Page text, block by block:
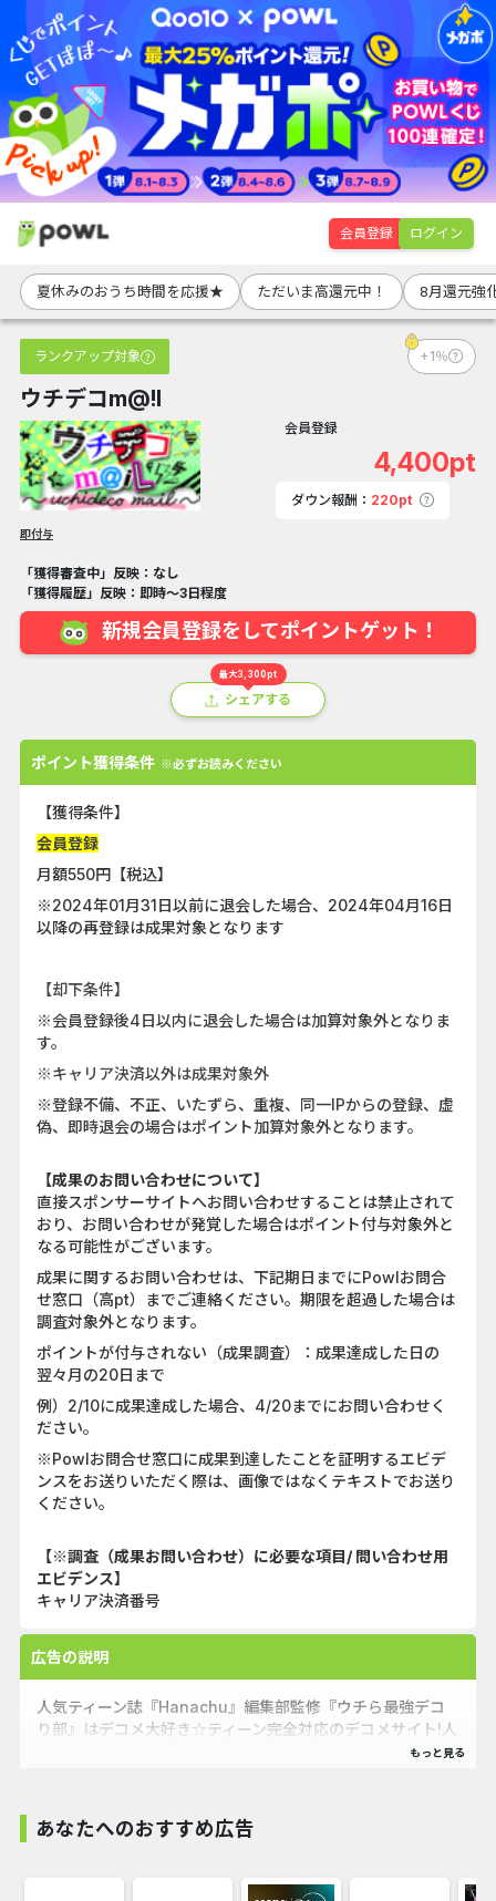
会員登録 ログイン
夏休みのおうち時間を応援★ ただいま高還元中！ 8月還元強
ランクアップ対象 +1％
ウチデコm@!l
会員登録
4,400pt
ダウン報酬： 220pt
即付与
「獲得審査中」反映：なし
「獲得履歴」反映：即時～3日程度
新規会員登録をしてポイントゲット！
最大3,300pt
シェアする
ポイント獲得条件 ※必ずお読みください
【獲得条件】
会員登録
月額550円【税込】
※2024年01月31日以前に退会した場合、2024年04月16日
以降の再登録は成果対象となります
【却下条件】
※会員登録後4日以内に退会した場合は加算対象外となりま
す。
※キャリア決済以外は成果対象外
※ 登録不備、不正、いたずら、重複、同一IPからの登録、虚
偽、即時退会の場合はポイント加算対象外となります。
【成果のお問い合わせについて】
直接スポンサーサイトへお問い合わせすることは禁止されて
おり、お問い合わせが発覚した場合はポイント付与対象外と
なる可能性がございます。
成果に関するお問い合わせは、下記期日までにPowlお問合
せ窓口（高pt）までご連絡ください。期限を超過した場合は
調査対象外となります。
ポイントが付与されない（成果調査）：成果達成した日の
翌々月の20日まで
例）2/10に成果達成した場合、4/20までにお問い合わせく
ださい。
※Powlお問合せ窓口に成果到達したことを証明するエビデ
ンスをお送りいただく際は、画像ではなくテキストでお送り
ください。
【※調査（成果お問い合わせ）に必要な項目/ 問い合わせ用
エビデンス】
キャリア決済番号
広告の説明
人気ティーン誌『Hanachu』編集部監修『ウチら最強デコ
り部』はデコメ大好き☆ティーン完全対応のデコメサイト!人
気のヤンキー系･姫系･部活デコメからアバター作成ツールな
あなたへのおすすめ広告